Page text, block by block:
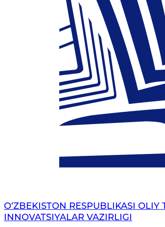
O‘ZBEKISTON RESPUBLIKASI OLIY
INNOVATSIYALAR VAZIRLIGI